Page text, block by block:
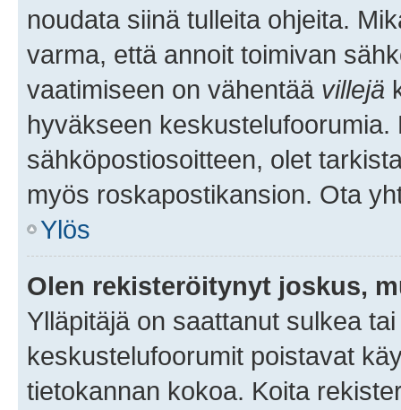
noudata siinä tulleita ohjeita.
varma, että annoit toimivan
vaatimiseen on vähentää villejä
hyväkseen
sähköpostiosoitteen, olet
myös roskapostikansion. Ota
Ylös
Olen rekisteröitynyt joskus,
Ylläpitäjä on saattanut sulkea
keskustelufoorumit poistavat
tietokannan kokoa. Koita